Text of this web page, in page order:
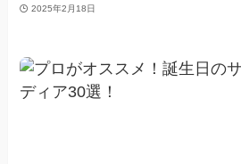
2025年2月18日